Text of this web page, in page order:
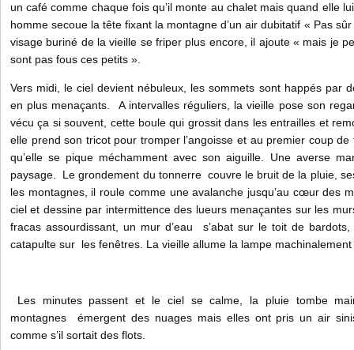
un café comme chaque fois qu’il monte au chalet mais quand elle
homme secoue la tête fixant la montagne d’un air dubitatif « Pas
visage buriné de la vieille se friper plus encore, il ajoute « mais je
sont pas fous ces petits ».
Vers midi, le ciel devient nébuleux, les sommets sont happés par
en plus menaçants. A intervalles réguliers, la vieille pose son
vécu ça si souvent, cette boule qui grossit dans les entrailles et
elle prend son tricot pour tromper l’angoisse et au premier coup
qu’elle se pique méchamment avec son aiguille. Une averse
paysage. Le grondement du tonnerre couvre le bruit de la pluie,
les montagnes, il roule comme une avalanche jusqu’au cœur des
ciel et dessine par intermittence des lueurs menaçantes sur les
fracas assourdissant, un mur d’eau s’abat sur le toit de
catapulte sur les fenêtres. La vieille allume la lampe
Les minutes passent et le ciel se calme, la pluie tombe
montagnes émergent des nuages mais elles ont pris un air
comme s’il sortait des flots.